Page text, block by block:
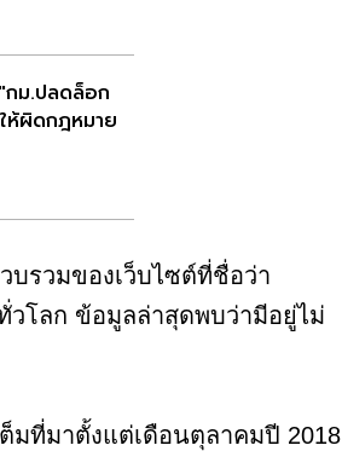
ม.ปลดล็อก
ห้ผิดกฎหมาย
บรวมของเว็บไซต์ที่ชื่อว่า
วโลก ข้อมูลล่าสุดพบว่ามีอยู่ไม่
มที่มาตั้งแต่เดือนตุลาคมปี 2018